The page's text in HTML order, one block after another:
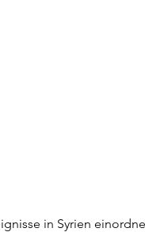
in Syrien